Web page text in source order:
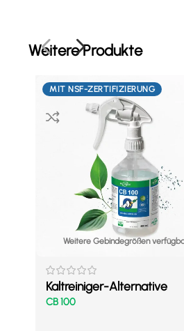
Weitere Produkte
MIT NSF-ZERTIFIZIERUNG
Weitere Gebindegrößen
Kaltreiniger-Alternative
CB 100